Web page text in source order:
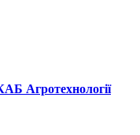
Агротехнології